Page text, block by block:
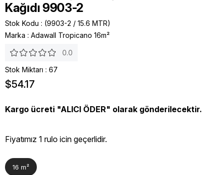
Kağıdı 9903-2
Stok Kodu
(9903-2 / 15.6 MTR)
Marka : Adawall Tropicano 16m²
0.0
Stok Miktarı : 67
$54.17
Kargo ücreti "ALICI ÖDER" olarak gönderilecektir.
Fiyatımız 1 rulo icin geçerlidir.
16 m²